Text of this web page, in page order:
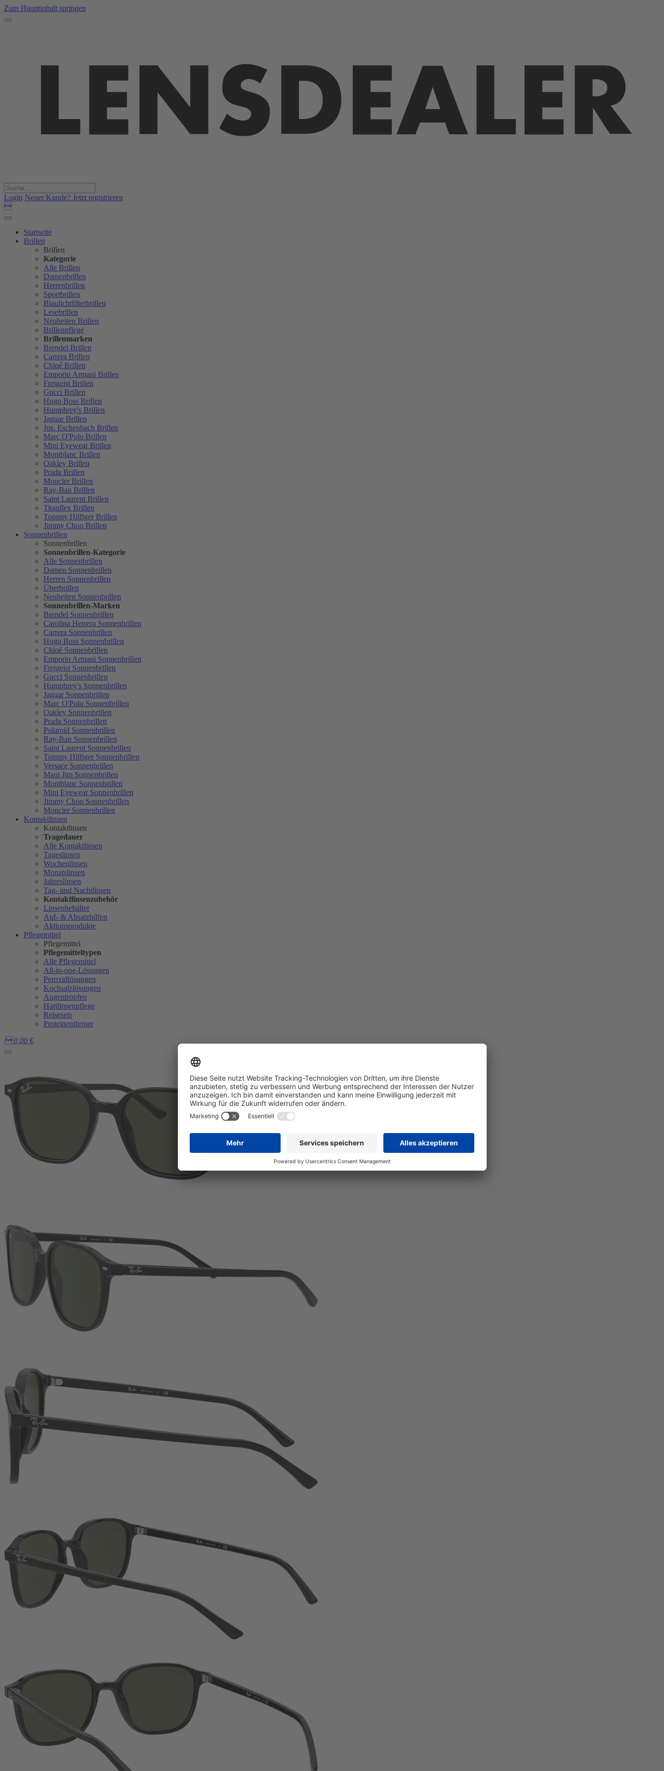
Zum Hauptinhalt springen
Login Neuer Kunde? Jetzt registrieren

Startseite
Brillen
Brillen
Kategorie
Alle Brillen
Damenbrillen
Herrenbrillen
Sportbrillen
Blaulichtfilterbrillen
Lesebrillen
Neuheiten Brillen
Brillenpflege
Brillenmarken
Brendel Brillen
Carrera Brillen
Chloé Brillen
Emporio Armani Brillen
Freigeist Brillen
Gucci Brillen
Hugo Boss Brillen
Humphrey's Brillen
Jaguar Brillen
Jos. Eschenbach Brillen
Marc O'Polo Brillen
Mini Eyewear Brillen
Montblanc Brillen
Oakley Brillen
Prada Brillen
Moncler Brillen
Ray-Ban Brillen
Saint Laurent Brillen
Titanflex Brillen
Tommy Hilfiger Brillen
Jimmy Choo Brillen
Sonnenbrillen
Sonnenbrillen
Sonnenbrillen-Kategorie
Alle Sonnenbrillen
Damen Sonnenbrillen
Herren Sonnenbrillen
Überbrillen
Neuheiten Sonnenbrillen
Sonnenbrillen-Marken
Brendel Sonnenbrillen
Carolina Herrera Sonnenbrillen
Carrera Sonnenbrillen
Hugo Boss Sonnenbrillen
Chloé Sonnenbrillen
Emporio Armani Sonnenbrillen
Freigeist Sonnenbrillen
Gucci Sonnenbrillen
Humphrey's Sonnenbrillen
Jaguar Sonnenbrillen
Marc O'Polo Sonnenbrillen
Oakley Sonnenbrillen
Prada Sonnenbrillen
Polaroid Sonnenbrillen
Ray-Ban Sonnenbrillen
Saint Laurent Sonnenbrillen
Tommy Hilfiger Sonnenbrillen
Versace Sonnenbrillen
Maui Jim Sonnenbrillen
Montblanc Sonnenbrillen
Mini Eyewear Sonnenbrillen
Jimmy Choo Sonnenbrillen
Moncler Sonnenbrillen
Kontaktlinsen
Kontaktlinsen
Tragedauer
Alle Kontaktlinsen
Tageslinsen
Wochenlinsen
Monatslinsen
Jahreslinsen
Tag- und Nachtlinsen
Kontaktlinsenzubehör
Linsenbehälter
Auf- & Absatzhilfen
Aktionsprodukte
Pflegemittel
Pflegemittel
Pflegemitteltypen
Alle Pflegemittel
All-in-one-Lösungen
Peroxidlösungen
Kochsalzlösungen
Augentropfen
Hartlinsenpflege
Reisesets
Proteinentferner
 0,00 €